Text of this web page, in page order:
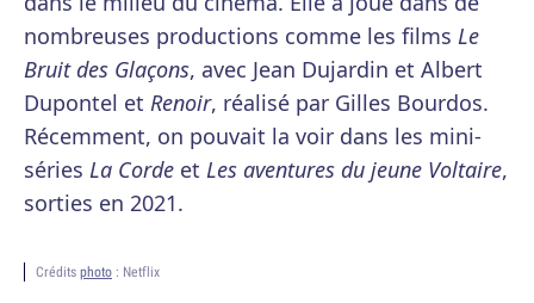
nombreuses productions comme les films Le
Bruit des Glaçons, avec Jean Dujardin et Albert
Dupontel et Renoir, réalisé par Gilles Bourdos.
Récemment, on pouvait la voir dans les mini-
séries La Corde et Les aventures du jeune Voltaire,
sorties en 2021.
Crédits photo : Netflix